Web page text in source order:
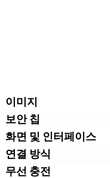
이미지
보안 칩
화면 및 인터페이스
연결 방식
무선 충전